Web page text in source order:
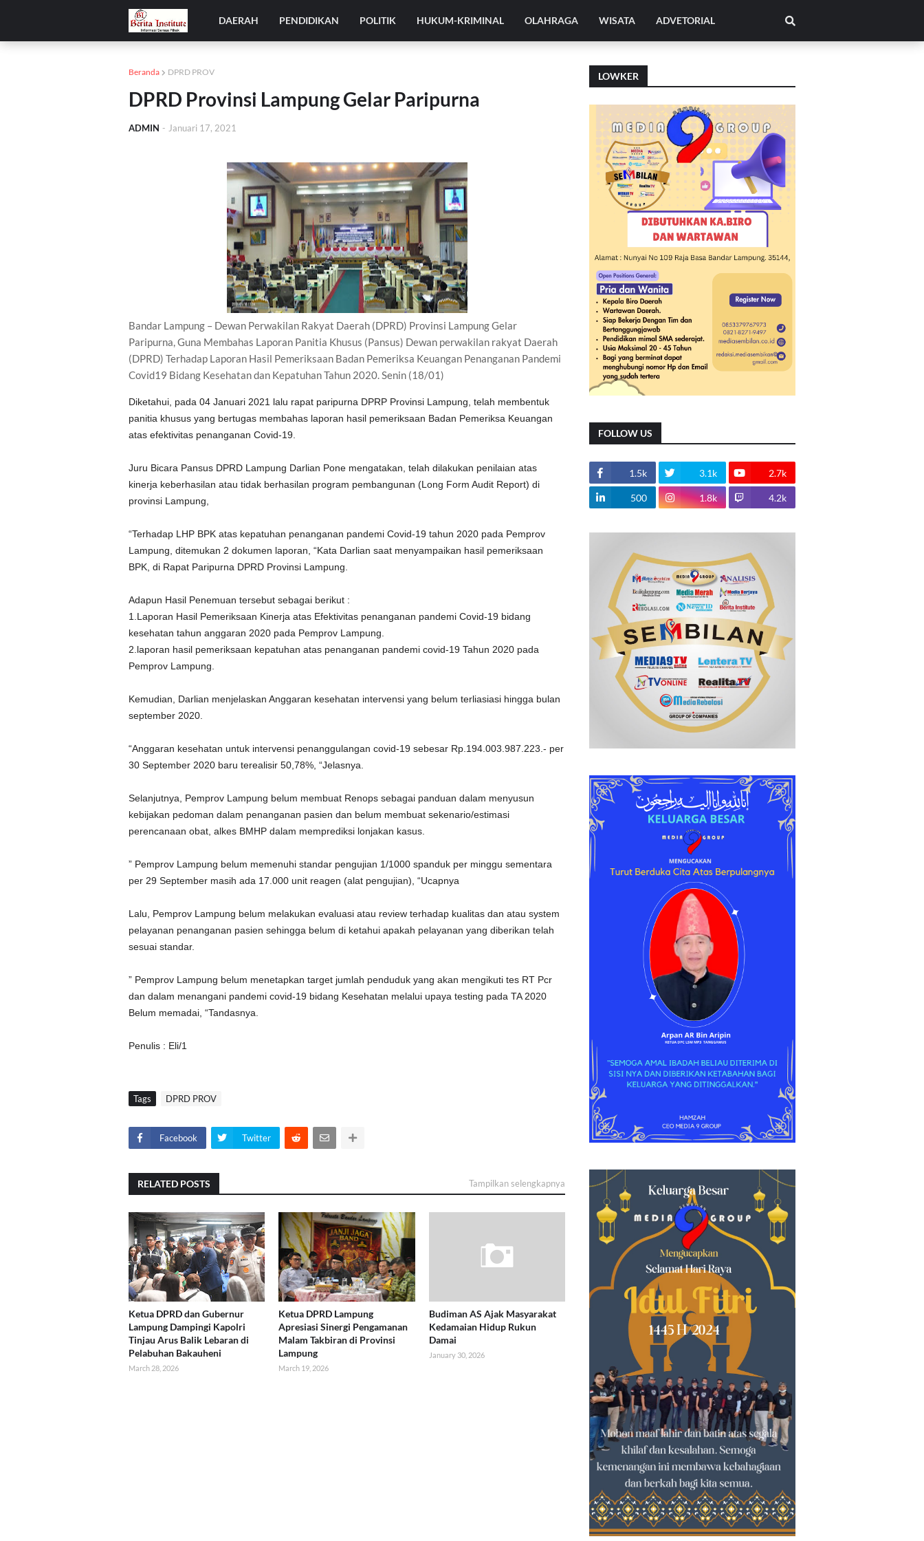
DAERAH PENDIDIKAN POLITIK HUKUM-KRIMINAL OLAHRAGA WISATA ADVETORIAL
Beranda DPRD PROV
DPRD Provinsi Lampung Gelar Paripurna
ADMIN - Januari 17, 2021
Bandar Lampung – Dewan Perwakilan Rakyat Daerah (DPRD) Provinsi Lampung Gelar
Paripurna, Guna Membahas Laporan Panitia Khusus (Pansus) Dewan perwakilan rakyat Daerah
(DPRD) Terhadap Laporan Hasil Pemeriksaan Badan Pemeriksa Keuangan Penanganan Pandemi
Covid19 Bidang Kesehatan dan Kepatuhan Tahun 2020. Senin (18/01)
Diketahui, pada 04 Januari 2021 lalu rapat paripurna DPRP Provinsi Lampung, telah membentuk
panitia khusus yang bertugas membahas laporan hasil pemeriksaan Badan Pemeriksa Keuangan
atas efektivitas penanganan Covid-19.
Juru Bicara Pansus DPRD Lampung Darlian Pone mengatakan, telah dilakukan penilaian atas
kinerja keberhasilan atau tidak berhasilan program pembangunan (Long Form Audit Report) di
provinsi Lampung,
“Terhadap LHP BPK atas kepatuhan penanganan pandemi Covid-19 tahun 2020 pada Pemprov
Lampung, ditemukan 2 dokumen laporan, “Kata Darlian saat menyampaikan hasil pemeriksaan
BPK, di Rapat Paripurna DPRD Provinsi Lampung.
Adapun Hasil Penemuan tersebut sebagai berikut :
1.Laporan Hasil Pemeriksaan Kinerja atas Efektivitas penanganan pandemi Covid-19 bidang
kesehatan tahun anggaran 2020 pada Pemprov Lampung.
2.laporan hasil pemeriksaan kepatuhan atas penanganan pandemi covid-19 Tahun 2020 pada
Pemprov Lampung.
Kemudian, Darlian menjelaskan Anggaran kesehatan intervensi yang belum terliasiasi hingga bulan
september 2020.
“Anggaran kesehatan untuk intervensi penanggulangan covid-19 sebesar Rp.194.003.987.223.- per
30 September 2020 baru terealisir 50,78%, “Jelasnya.
Selanjutnya, Pemprov Lampung belum membuat Renops sebagai panduan dalam menyusun
kebijakan pedoman dalam penanganan pasien dan belum membuat sekenario/estimasi
perencanaan obat, alkes BMHP dalam memprediksi lonjakan kasus.
” Pemprov Lampung belum memenuhi standar pengujian 1/1000 spanduk per minggu sementara
per 29 September masih ada 17.000 unit reagen (alat pengujian), “Ucapnya
Lalu, Pemprov Lampung belum melakukan evaluasi atau review terhadap kualitas dan atau system
pelayanan penanganan pasien sehingga belum di ketahui apakah pelayanan yang diberikan telah
sesuai standar.
” Pemprov Lampung belum menetapkan target jumlah penduduk yang akan mengikuti tes RT Pcr
dan dalam menangani pandemi covid-19 bidang Kesehatan melalui upaya testing pada TA 2020
Belum memadai, “Tandasnya.
Penulis : Eli/1
Tags DPRD PROV
Facebook Twitter
RELATED POSTS Tampilkan selengkapnya
Ketua DPRD dan Gubernur
Lampung Dampingi Kapolri
Tinjau Arus Balik Lebaran di
Pelabuhan Bakauheni
March 28, 2026
Ketua DPRD Lampung
Apresiasi Sinergi Pengamanan
Malam Takbiran di Provinsi
Lampung
March 19, 2026
Budiman AS Ajak Masyarakat
Kedamaian Hidup Rukun
Damai
January 30, 2026
LOWKER
FOLLOW US
1.5k 3.1k 2.7k
500 1.8k 4.2k